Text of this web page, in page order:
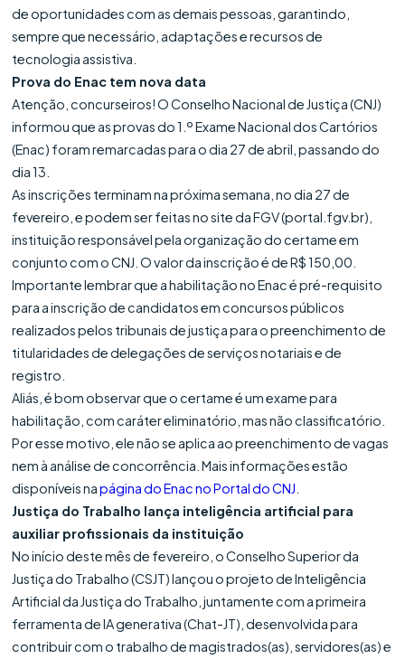
de oportunidades com as demais pessoas, garantindo,
sempre que necessário, adaptações e recursos de
tecnologia assistiva.
Prova do Enac tem nova data
Atenção, concurseiros! O Conselho Nacional de Justiça (CNJ)
informou que as provas do 1.º Exame Nacional dos Cartórios
(Enac) foram remarcadas para o dia 27 de abril, passando do
dia 13.
As inscrições terminam na próxima semana, no dia 27 de
fevereiro, e podem ser feitas no site da FGV (portal.fgv.br),
instituição responsável pela organização do certame em
conjunto com o CNJ. O valor da inscrição é de R$ 150,00.
Importante lembrar que a habilitação no Enac é pré-requisito
para a inscrição de candidatos em concursos públicos
realizados pelos tribunais de justiça para o preenchimento de
titularidades de delegações de serviços notariais e de
registro.
Aliás, é bom observar que o certame é um exame para
habilitação, com caráter eliminatório, mas não classificatório.
Por esse motivo, ele não se aplica ao preenchimento de vagas
nem à análise de concorrência. Mais informações estão
disponíveis napágina do Enac no Portal do CNJ
Justiça do Trabalho lança inteligência artificial para
auxiliar profissionais da instituição
No início deste mês de fevereiro, o Conselho Superior da
Justiça do Trabalho (CSJT) lançou o projeto de Inteligência
Artificial da Justiça do Trabalho, juntamente com a primeira
ferramenta de IA generativa (Chat-JT), desenvolvida para
contribuir com o trabalho de magistrados(as), servidores(as) e